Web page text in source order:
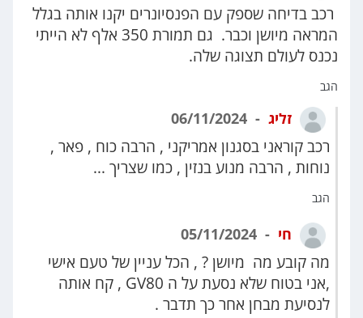
רכב בדיחה שספק עם הפנסיונרים יקנו אותה בגלל
המראה מיושן וכבר. גם תמורת 350 אלף לא הייתי
נכנס לעולם תצוגה שלה.
הגב
זליג
רכב קוראני בסגנון אמריקני , הרבה כוח , פאר ,
נוחות , הרבה מנוע בנזין , כמו שצריך ...
הגב
חי
מה קובע מה מיושן ? , הכל עניין של טעם אישי
,אני בטוח שלא נסעת על ה GV80 , קח אותה
לנסיעת מבחן אחר כך תדבר .